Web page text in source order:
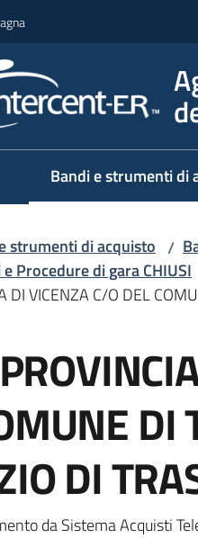
Bandi e strumenti di
strumenti di acquisto /
Procedure di gara CHIUSI
DI VICENZA C/O DEL
DI
DI
da Sistema Acquisti